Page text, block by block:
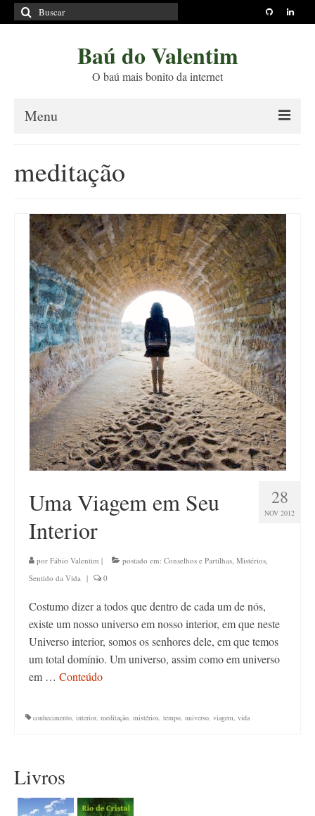
Buscar
por:
Baú do Valentim
O baú mais bonito da internet
Menu
Princípios Editoriais
Políticas e Termos
Livros
Projetos
Blog
Contato
meditação
28
NOV 2012
Uma Viagem em Seu
Interior
por Fábio Valentim | postado em: Conselhos e Partilhas, Mistérios,
Sentido da Vida | 0
Costumo dizer a todos que dentro de cada um de nós,
existe um nosso universo em nosso interior, em que neste
Universo interior, somos os senhores dele, em que temos
um total domínio. Um universo, assim como em universo
em … Conteúdo
conhecimento, interior, meditação, mistérios, tempo, universo, viagem, vida
Livros